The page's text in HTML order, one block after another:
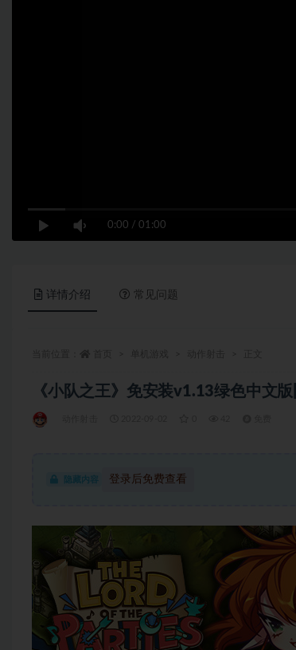
0:00 / 01:00
详情介绍 常见问题
《小队之王》免安装v1.13绿色中文
隐藏内容 登录后免费查看